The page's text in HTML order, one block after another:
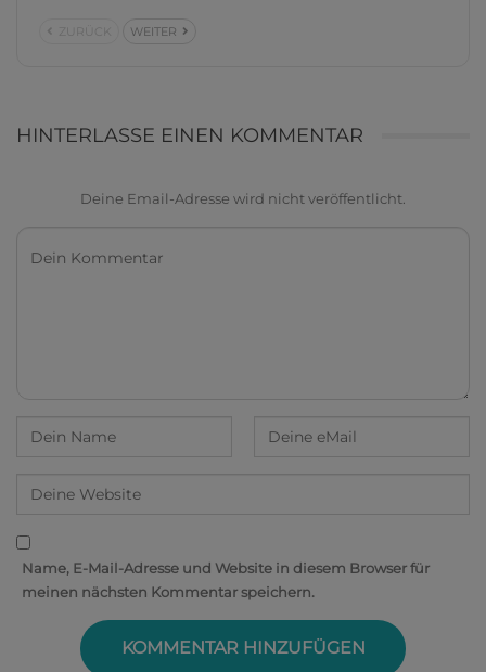
WEITER
HINTERLASSE EINEN KOMMENTAR
Deine Email-Adresse wird nicht veröffentlicht.
Name, E-Mail-Adresse und Website in diesem Browser für
meinen nächsten Kommentar speichern.